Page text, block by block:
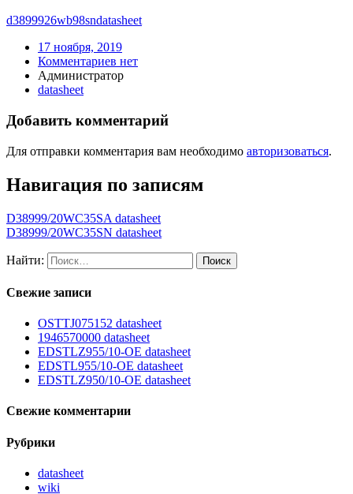
d3899926wb98sndatasheet
17 ноября, 2019
Комментариев нет
Администратор
datasheet
Добавить комментарий
Для отправки комментария вам необходимо авторизоваться.
Навигация по записям
D38999/20WC35SA datasheet
D38999/20WC35SN datasheet
Найти:
Свежие записи
OSTTJ075152 datasheet
1946570000 datasheet
EDSTLZ955/10-OE datasheet
EDSTL955/10-OE datasheet
EDSTLZ950/10-OE datasheet
Свежие комментарии
Рубрики
datasheet
wiki